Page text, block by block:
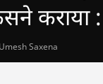
कराया
Umesh Saxena